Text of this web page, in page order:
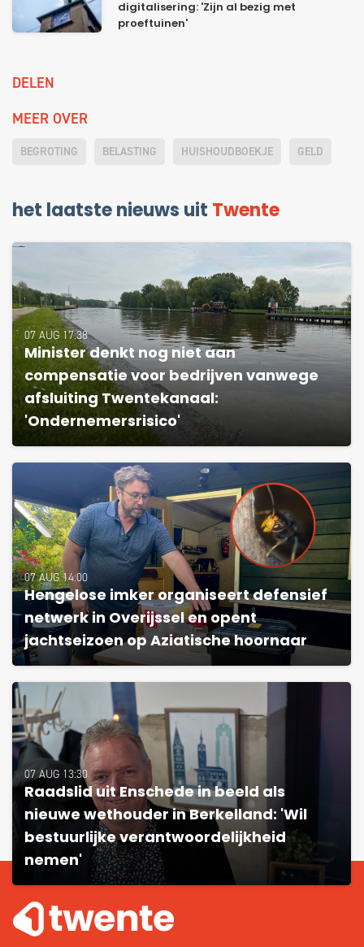
digitalisering: 'Zijn al bezig met
proeftuinen'
DELEN
MEER OVER
BEGROTING BELASTING HUISHOUDBOEKJE GELD
het laatste nieuws uit Twente
07 AUG 17:38
Minister denkt nog niet aan
compensatie voor bedrijven vanwege
afsluiting Twentekanaal:
'Ondernemersrisico'
07 AUG 14:00
Hengelose imker organiseert defensief
netwerk in Overijssel en opent
jachtseizoen op Aziatische hoornaar
07 AUG 13:30
Raadslid uit Enschede in beeld als
nieuwe wethouder in Berkelland: 'Wil
bestuurlijke verantwoordelijkheid
nemen'